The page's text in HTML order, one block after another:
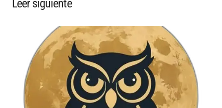
Leer siguiente